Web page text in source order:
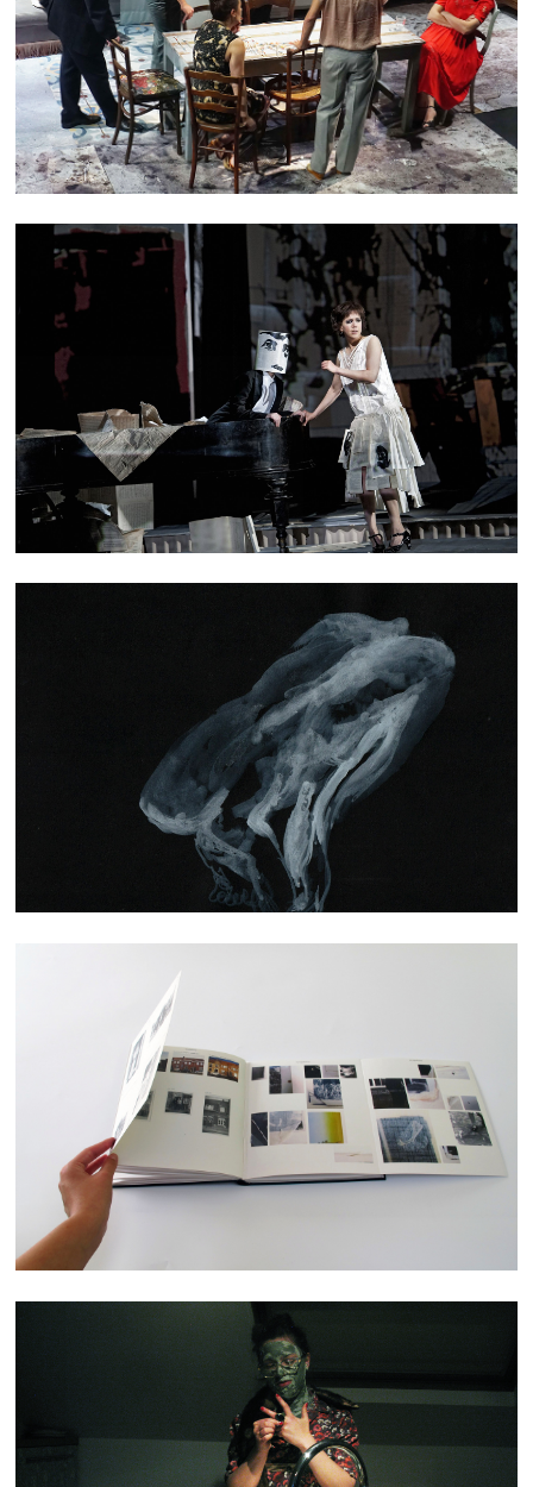
TAKE CARE
LULU
DESSIN MODÈL·ES VIVANT·ES
ATLAS
TROUBLE QUOTIDIEN